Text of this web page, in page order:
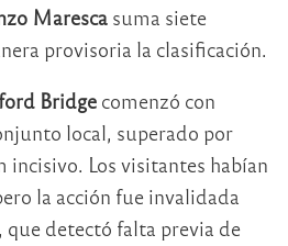
Maresca suma siete
provisoria la clasificación.
Bridge comenzó con
local, superado por
incisivo. Los visitantes habían
la acción fue invalidada
, que detectó falta previa de